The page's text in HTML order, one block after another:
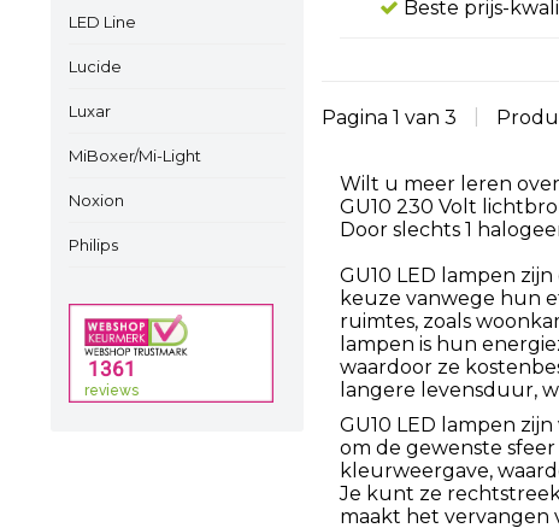
LED Line
Lucide
Luxar
MiBoxer/Mi-Light
Noxion
Philips
Beste prijs-
Pagina 1 van 3
Wilt u meer leren
GU10 230 Volt
Door slechts 1
GU10 LED lampen
keuze vanwege hun
ruimtes, zoals
lampen is hun
waardoor ze
langere levensduur,
GU10 LED lampen
om de gewenste
kleurweergave,
Je kunt ze
maakt het vervangen